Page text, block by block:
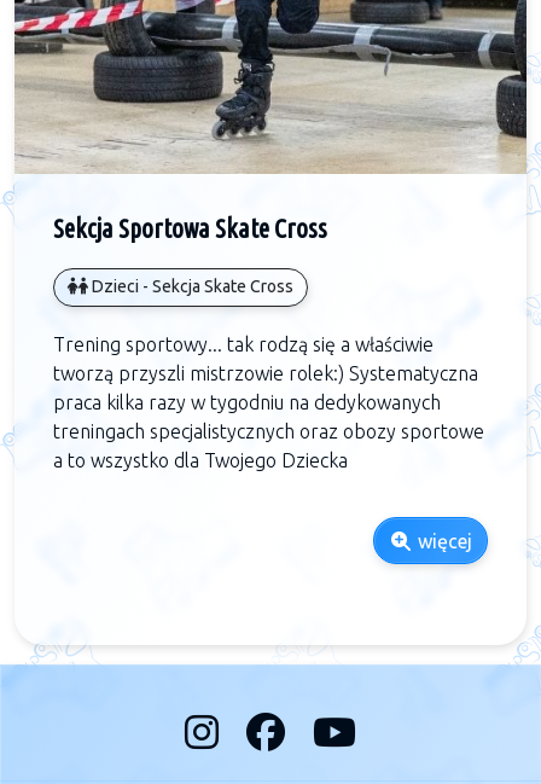
Sekcja Sportowa Skate Cross
Dzieci - Sekcja Skate Cross
Trening sportowy... tak rodzą się a właściwie
tworzą przyszli mistrzowie rolek:) Systematyczna
praca kilka razy w tygodniu na dedykowanych
treningach specjalistycznych oraz obozy sportowe
a to wszystko dla Twojego Dziecka
więcej